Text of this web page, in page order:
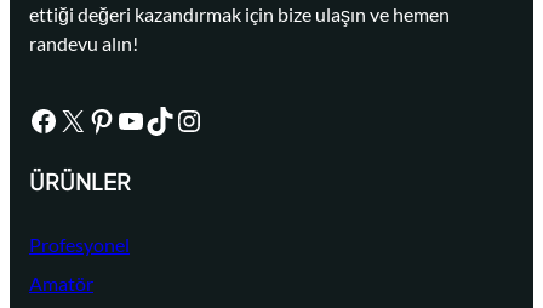
ettiği değeri kazandırmak için bize ulaşın ve hemen
randevu alın!
Facebook X Pinterest YouTube TikTok Instagram
ÜRÜNLER
Profesyonel
Amatör